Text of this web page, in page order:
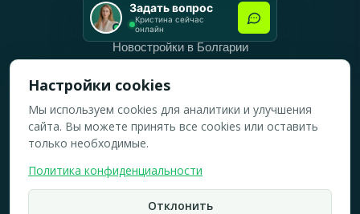
Дома в Болгарии
Новостройки в Болгарии
Вторичное жильё в Болгарии
Рабочее время
ПН-ПТ: 10:00 — 18:00
ВС: Выходной
2019-2026 © Все права защищены.
Задать вопрос
Кристина сейчас
онлайн
Настройки cookies
Мы используем cookies для аналитики и улучшения
сайта. Вы можете принять все cookies или оставить
только необходимые.
Политика конфиденциальности
Отклонить